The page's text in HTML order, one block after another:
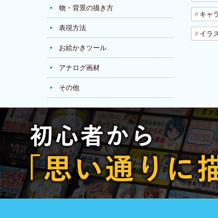
物・背景の描き方
表現方法
お絵かきツール
アナログ画材
その他
キャ
イラ